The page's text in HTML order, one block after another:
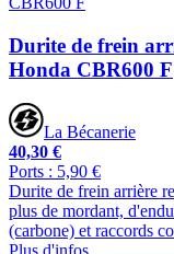
Durite de frein
Honda CBR600 F
La Bécanerie
40,30 €
Ports : 5,90 €
Durite de frein arrière
plus de mordant,
(carbone) et raccords
Plus d'infos